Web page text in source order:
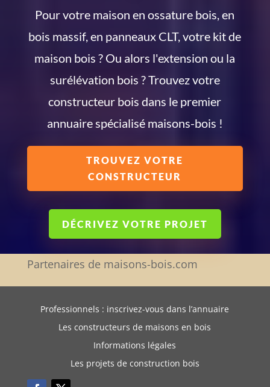
Pour votre maison en ossature bois, en
bois massif, en panneaux CLT, votre kit de
maison bois ? Ou alors l'extension ou la
surélévation bois ? Trouvez votre
constructeur bois dans le premier
annuaire spécialisé maisons-bois !
TROUVEZ VOTRE
CONSTRUCTEUR
DÉCRIVEZ VOTRE PROJET
Partenaires de maisons-bois.com
Professionnels : inscrivez-vous dans l’annuaire
Les constructeurs de maisons en bois
Informations légales
Les projets de construction bois